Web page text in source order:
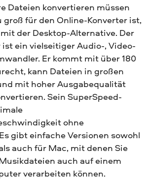
Dateien konvertieren müssen
groß für den Online-Konverter ist,
der Desktop-Alternative. Der
ist ein vielseitiger Audio-, Video-
Er kommt mit über 180
kann Dateien in großen
mit hoher Ausgabequalität
Sein SuperSpeed-
ohne
gibt einfache Versionen sowohl
auch für Mac, mit denen Sie
auch auf einem
verarbeiten können.